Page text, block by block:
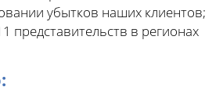
убытков наших клиентов;
представительств в регионах